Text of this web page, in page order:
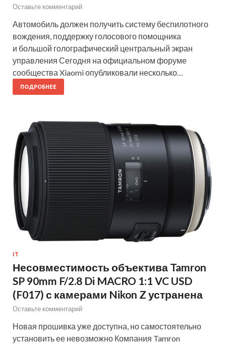
Оставьте комментарий
Автомобиль должен получить систему беспилотного
вождения, поддержку голосового помощника
и большой голографический центральный экран
управления Сегодня на официальном форуме
сообщества Xiaomi опубликовали несколько…
ПОДРОБНЕЕ
IT
Несовместимость объектива Tamron
SP 90mm F/2.8 Di MACRO 1:1 VC USD
(F017) с камерами Nikon Z устранена
Оставьте комментарий
Новая прошивка уже доступна, но самостоятельно
установить ее невозможно Компания Tamron